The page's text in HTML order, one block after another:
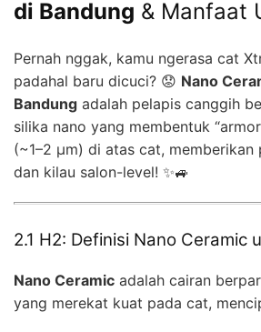
di Bandung & Manfaat
Pernah nggak, kamu ngerasa cat
padahal baru dicuci? 😟 Nano
Bandung adalah pelapis canggih
silika nano yang membentuk
(~1–2 µm) di atas cat, memberikan
dan kilau salon-level! ✨🚙
2.1 H2: Definisi Nano Ceramic
Nano Ceramic adalah cairan
yang merekat kuat pada cat,